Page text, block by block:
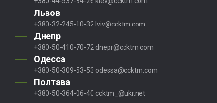
Львов
+380-32-245-10-32 lviv@ccktm.com
Днепр
+380-50-410-70-72 dnepr@ccktm.com
Одесса
+380-50-309-53-53 odessa@ccktm.com
Полтава
+380-50-364-06-40 ccktm_@ukr.net